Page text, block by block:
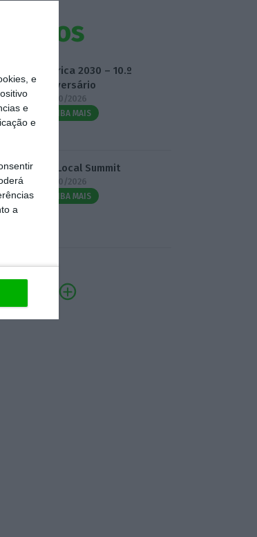
e
e
e
a
Eventos
Fábrica 2030 – 10.º
Aniversário
14/10/2026
SAIBA MAIS
3.º Local Summit
07/10/2026
SAIBA MAIS